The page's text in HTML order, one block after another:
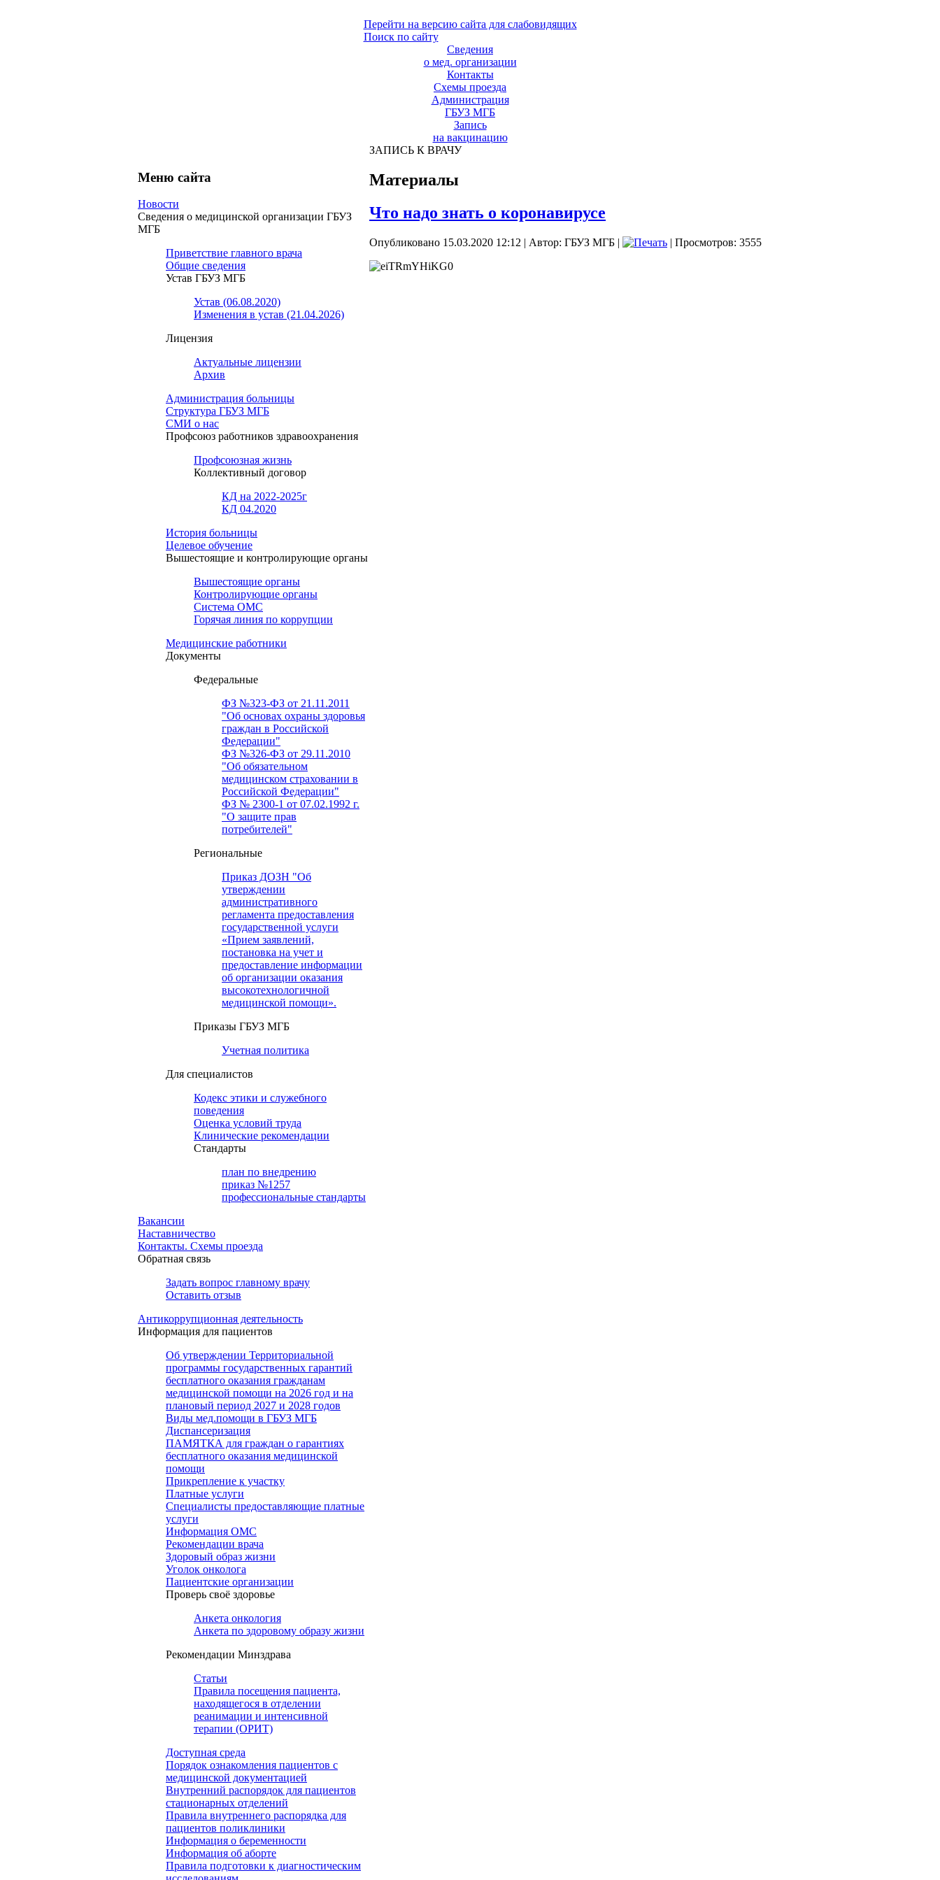
Перейти на версию сайта для слабовидящих
Поиск по сайту
Сведения
о мед. организации
Контакты
Схемы проезда
Администрация
ГБУЗ МГБ
Запись
на вакцинацию
ЗАПИСЬ К ВРАЧУ
Меню сайта
Новости
Сведения о медицинской организации ГБУЗ
МГБ
Приветствие главного врача
Общие сведения
Устав ГБУЗ МГБ
Устав (06.08.2020)
Изменения в устав (21.04.2026)
Лицензия
Актуальные лицензии
Архив
Администрация больницы
Структура ГБУЗ МГБ
СМИ о нас
Профсоюз работников здравоохранения
Профсоюзная жизнь
Коллективный договор
КД на 2022-2025г
КД 04.2020
История больницы
Целевое обучение
Вышестоящие и контролирующие органы
Вышестоящие органы
Контролирующие органы
Система ОМС
Горячая линия по коррупции
Медицинские работники
Документы
Федеральные
ФЗ №323-ФЗ от 21.11.2011
"Об основах охраны здоровья
граждан в Российской
Федерации"
ФЗ №326-ФЗ от 29.11.2010
"Об обязательном
медицинском страховании в
Российской Федерации"
ФЗ № 2300-1 от 07.02.1992 г.
"О защите прав
потребителей"
Региональные
Приказ ДОЗН "Об
утверждении
административного
регламента предоставления
государственной услуги
«Прием заявлений,
постановка на учет и
предоставление информации
об организации оказания
высокотехнологичной
медицинской помощи».
Приказы ГБУЗ МГБ
Учетная политика
Для специалистов
Кодекс этики и служебного
поведения
Оценка условий труда
Клинические рекомендации
Cтандарты
план по внедрению
приказ №1257
профессиональные стандарты
Вакансии
Наставничество
Контакты. Схемы проезда
Обратная связь
Задать вопрос главному врачу
Оставить отзыв
Антикоррупционная деятельность
Информация для пациентов
Об утверждении Территориальной
программы государственных гарантий
бесплатного оказания гражданам
медицинской помощи на 2026 год и на
плановый период 2027 и 2028 годов
Виды мед.помощи в ГБУЗ МГБ
Диспансеризация
ПАМЯТКА для граждан о гарантиях
бесплатного оказания медицинской
помощи
Прикрепление к участку
Платные услуги
Специалисты предоставляющие платные
услуги
Информация ОМС
Рекомендации врача
Здоровый образ жизни
Уголок онколога
Пациентские организации
Проверь своё здоровье
Анкета онкология
Анкета по здоровому образу жизни
Рекомендации Минздрава
Статьи
Правила посещения пациента,
находящегося в отделении
реанимации и интенсивной
терапии (ОРИТ)
Доступная среда
Порядок ознакомления пациентов с
медицинской документацией
Внутренний распорядок для пациентов
стационарных отделений
Правила внутреннего распорядка для
пациентов поликлиники
Информация о беременности
Информация об аборте
Правила подготовки к диагностическим
Материалы
Что надо знать о коронавирусе
Опубликовано 15.03.2020 12:12 | Автор: ГБУЗ МГБ | | Просмотров: 3555